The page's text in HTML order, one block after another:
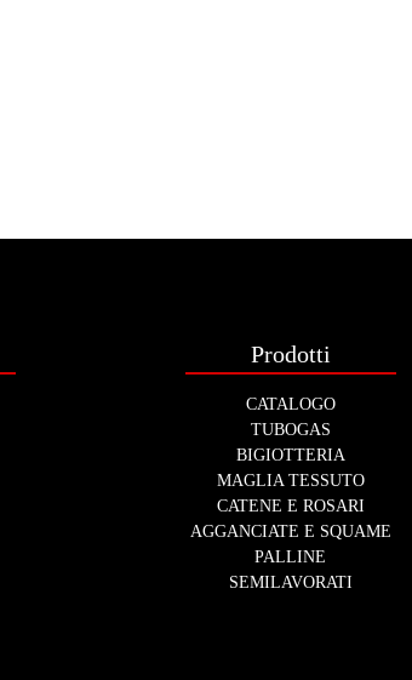
Prodotti
CATALOGO
TUBOGAS
BIGIOTTERIA
MAGLIA TESSUTO
CATENE E ROSARI
AGGANCIATE E SQUAME
PALLINE
SEMILAVORATI